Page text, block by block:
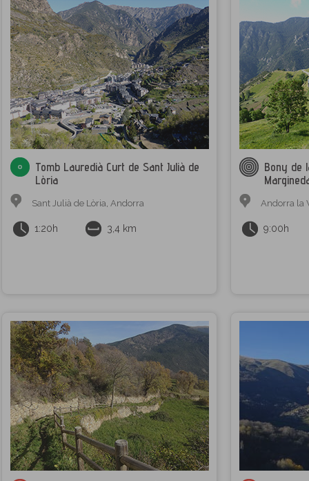
Tomb Lauredià Curt de Sant Julià de
Lòria
Sant Julià de Lòria, Andorra
1:20h 3,4 km
Bony de
Andorra la
9:00h